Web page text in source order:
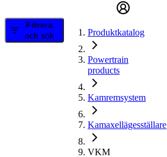
Filtrera
och sök
Produktkatalog
Powertrain
products
Kamremsystem
Kamaxellägesställare
VKM